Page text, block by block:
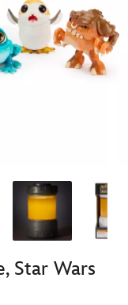
Star Wars